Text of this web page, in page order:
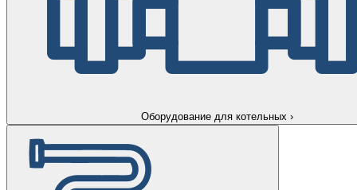
Оборудование для котельных ›